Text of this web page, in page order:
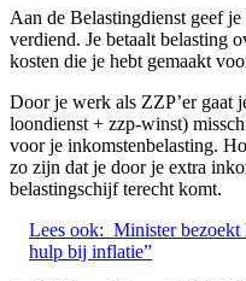
Aan de Belastingdienst geef
verdiend. Je betaalt belasting
kosten die je hebt gemaakt
Door je werk als ZZP’er gaat
loondienst + zzp-winst)
voor je inkomstenbelasting.
zo zijn dat je door je extra
belastingschijf terecht komt.
Lees ook: Minister bezoekt
hulp bij inflatie”